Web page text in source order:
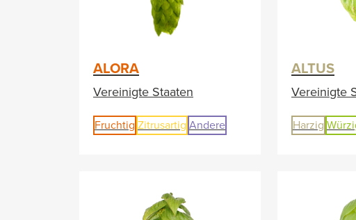
ALORA
Vereinigte Staaten
Fruchtig Zitrusartig Andere
ALTUS
Vereinigte
Harzig